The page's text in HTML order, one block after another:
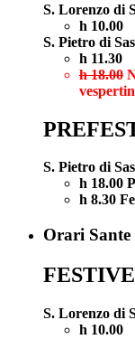
S. Lorenzo di
h 10.00
S. Pietro di
h 11.30
h 18.00
S. Pietro di
h 18.00
h 8.30
Orari Sante
FESTIVE
S. Lorenzo di
h 10.00